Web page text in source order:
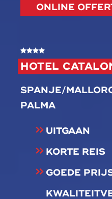
HOTEL
SPANJE/
PALMA
UITGAAN
KORTE REIS
GOEDE
ONLINE